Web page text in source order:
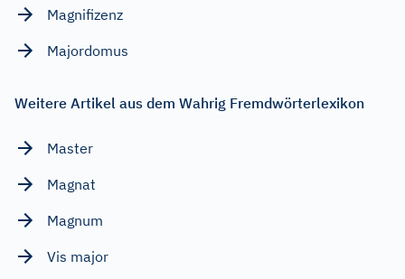
Magnifizenz
Majordomus
Weitere Artikel aus dem Wahrig Fremdwörterlexikon
Master
Magnat
Magnum
Vis major